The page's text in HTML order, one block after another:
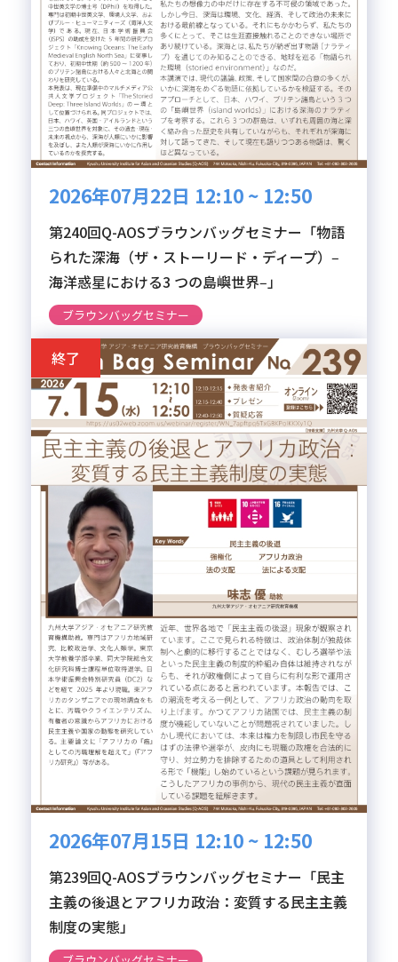
2026年07月22日 12:10 ~ 12:50
第240回Q-AOSブラウンバッグセミナー「物語
られた深海（ザ・ストーリード・ディープ）‒
海洋惑星における3 つの島嶼世界‒」
ブラウンバッグセミナー
終了
2026年07月15日 12:10 ~ 12:50
第239回Q-AOSブラウンバッグセミナー「民主
主義の後退とアフリカ政治：変質する民主主義
制度の実態」